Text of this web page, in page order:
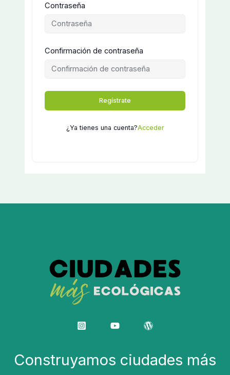
Contraseña
Confirmación de contraseña
Regístrate
¿Ya tienes una cuenta?Acceder
Construyamos ciudades más